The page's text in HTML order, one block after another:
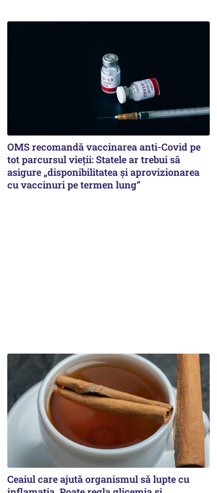
OMS recomandă vaccinarea anti-Covid pe
tot parcursul vieții: Statele ar trebui să
asigure „disponibilitatea și aprovizionarea
cu vaccinuri pe termen lung”
Ceaiul care ajută organismul să lupte cu